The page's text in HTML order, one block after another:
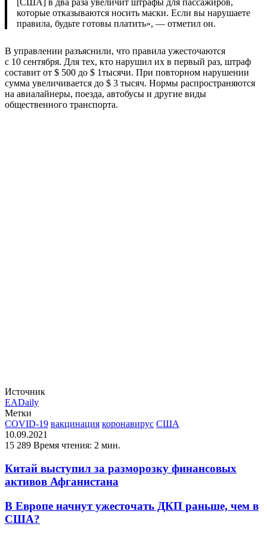
[США] в два раза увеличит штрафы для пассажиров,
которые отказываются носить маски. Если вы нарушаете
правила, будьте готовы платить», — отметил он.
В управлении разъяснили, что правила ужесточаются
с 10 сентября. Для тех, кто нарушил их в первый раз, штраф
составит от $ 500 до $ 1тысячи. При повторном нарушении
сумма увеличивается до $ 3 тысяч. Нормы распространяются
на авиалайнеры, поезда, автобусы и другие виды
общественного транспорта.
Источник
EADaily
Метки
COVID-19 вакцинация коронавирус США
10.09.2021
15 289 Время чтения: 2 мин.
Китай выступил за разморозку финансовых
активов Афганистана
В Европе начнут ужесточать ДКП раньше, чем в
США?